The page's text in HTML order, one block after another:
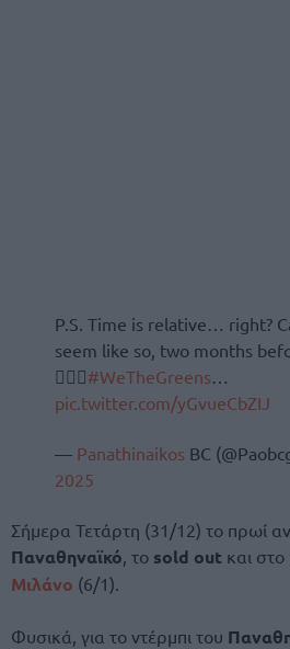
P.S. Time is relative… right?
seem like so, two months
🤷🏻‍♂️#WeTheGreens
pic.twitter.com/yGvueCbZIJ
— Panathinaikos BC
2025
Σήμερα Τετάρτη (31/12) το πρωί
Παναθηναϊκό, το sold out και
Μιλάνο (6/1).
Φυσικά, για το ντέρμπι του